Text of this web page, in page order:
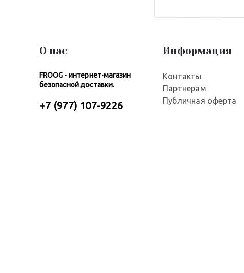
О нас
FROOG - интернет-магазин
безопасной доставки.
+7 (977) 107-9226
Информация
Контакты
Партнерам
Публичная оферта